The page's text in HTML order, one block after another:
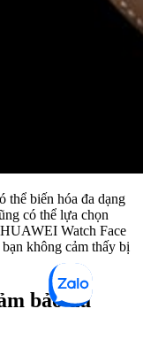
thể biến hóa đa dạng
có thể lựa chọn
Watch Face
không cảm thấy bị
bảo đủ